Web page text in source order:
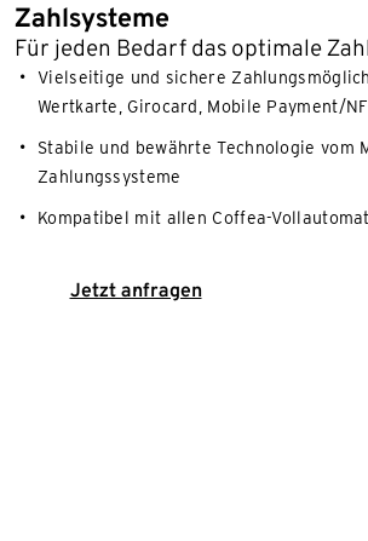
Zahlsysteme
Für jeden Bedarf das optimale
Vielseitige und sichere
Wertkarte, Girocard, Mobile Payment/
Stabile und bewährte Technologie vom
Zahlungssysteme
Kompatibel mit allen Coffea-
Jetzt anfragen